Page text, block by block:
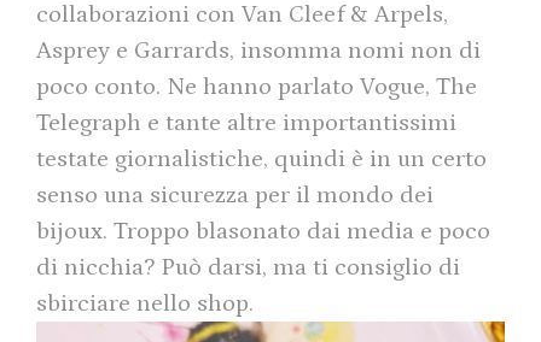
collaborazioni con Van Cleef & Arpels,
Asprey e Garrards, insomma nomi non di
poco conto. Ne hanno parlato Vogue, The
Telegraph e tante altre importantissimi
testate giornalistiche, quindi è in un certo
senso una sicurezza per il mondo dei
bijoux. Troppo blasonato dai media e poco
di nicchia? Può darsi, ma ti consiglio di
sbirciare nello shop.